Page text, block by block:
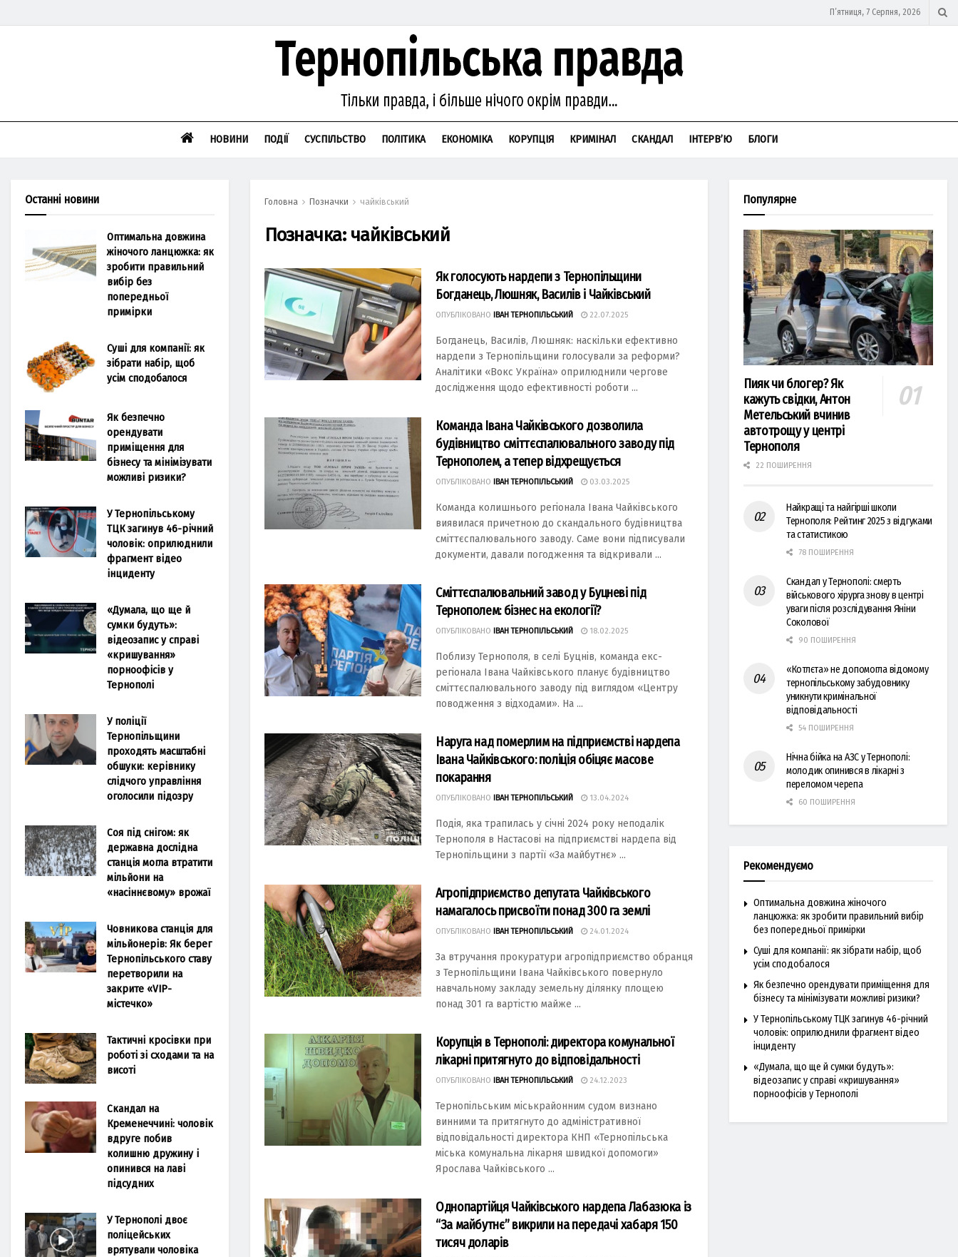
П’ятниця, 7 Серпня, 2026
НОВИНИ ПОДІЇ СУСПІЛЬСТВО ПОЛІТИКА ЕКОНОМІКА КОРУПЦІЯ КРИМІНАЛ СКАНДАЛ ІНТЕРВ’Ю БЛОГИ
Головна Позначки чайківський
Позначка: чайківський
Як голосують нардепи з Тернопільщини
Богданець, Люшняк, Василів і Чайківський
ОПУБЛІКОВАНО ІВАН ТЕРНОПІЛЬСЬКИЙ 22.07.2025
Богданець, Василів, Люшняк: наскільки ефективно
нардепи з Тернопільщини голосували за реформи?
Аналітики «Вокс Україна» оприлюднили чергове
дослідження щодо ефективності роботи ...
Команда Івана Чайківського дозволила
будівництво сміттєспалювального заводу під
Тернополем, а тепер відхрещується
ОПУБЛІКОВАНО ІВАН ТЕРНОПІЛЬСЬКИЙ 03.03.2025
Команда колишнього регіонала Івана Чайківського
виявилася причетною до скандального будівництва
сміттєспалювального заводу. Саме вони підписували
документи, давали погодження та відкривали ...
Сміттєспалювальний завод у Буцневі під
Тернополем: бізнес на екології?
ОПУБЛІКОВАНО ІВАН ТЕРНОПІЛЬСЬКИЙ 18.02.2025
Поблизу Тернополя, в селі Буцнів, команда екс-
регіонала Івана Чайківського планує будівництво
сміттєспалювального заводу під виглядом «Центру
поводження з відходами». На ...
Наруга над померлим на підприємстві нардепа
Івана Чайківського: поліція обіцяє масове
покарання
ОПУБЛІКОВАНО ІВАН ТЕРНОПІЛЬСЬКИЙ 13.04.2024
Подія, яка трапилась у січні 2024 року неподалік
Тернополя в Настасові на підприємстві нардепа від
Тернопільщини з партії «За майбутнє» ...
Агропідприємство депутата Чайківського
намагалось присвоїти понад 300 га землі
ОПУБЛІКОВАНО ІВАН ТЕРНОПІЛЬСЬКИЙ 24.01.2024
За втручання прокуратури агропідприємство обранця
з Тернопільщини Івана Чайківського повернуло
навчальному закладу земельну ділянку площею
понад 301 га вартістю майже ...
Корупція в Тернополі: директора комунальної
лікарні притягнуто до відповідальності
ОПУБЛІКОВАНО ІВАН ТЕРНОПІЛЬСЬКИЙ 24.12.2023
Тернопільським міськрайонним судом визнано
винними та притягнуто до адміністративної
відповідальності директора КНП «Тернопільська
міська комунальна лікарня швидкої допомоги»
Ярослава Чайківського ...
Однопартійця Чайківського нардепа Лабазюка із
“За майбутнє” викрили на передачі хабаря 150
тисяч доларів
Останні новини
Оптимальна довжина
жіночого ланцюжка: як
зробити правильний
вибір без
попередньої
примірки
Суші для компанії: як
зібрати набір, щоб
усім сподобалося
Як безпечно
орендувати
приміщення для
бізнесу та мінімізувати
можливі ризики?
У Тернопільському
ТЦК загинув 46-річний
чоловік: оприлюднили
фрагмент відео
інциденту
«Думала, що ще й
сумки будуть»:
відеозапис у справі
«кришування»
порноофісів у
Тернополі
У поліції
Тернопільщини
проходять масштабні
обшуки: керівнику
слідчого управління
оголосили підозру
Соя під снігом: як
державна дослідна
станція могла втратити
мільйони на
«насіннєвому» врожаї
Човникова станція для
мільйонерів: Як берег
Тернопільського ставу
перетворили на
закрите «VIP-
містечко»
Тактичні кросівки при
роботі зі сходами та на
висоті
Скандал на
Кременеччині: чоловік
вдруге побив
колишню дружину і
опинився на лаві
підсудних
У Тернополі двоє
поліцейських
врятували чоловіка
Популярне
Пияк чи блогер? Як
кажуть свідки, Антон
Метельський вчинив
автотрощу у центрі
Тернополя
22 ПОШИРЕННЯ
Найкращі та найгірші школи
Тернополя: Рейтинг 2025 з відгуками
та статистикою
78 ПОШИРЕННЯ
Скандал у Тернополі: смерть
військового хірурга знову в центрі
уваги після розслідування Яніни
Соколової
90 ПОШИРЕННЯ
«Котлєта» не допомогла відомому
тернопільському забудовнику
уникнути кримінальної
відповідальності
54 ПОШИРЕННЯ
Нічна бійка на АЗС у Тернополі:
молодик опинився в лікарні з
переломом черепа
60 ПОШИРЕННЯ
Рекомендуємо
Оптимальна довжина жіночого
ланцюжка: як зробити правильний вибір
без попередньої примірки
Суші для компанії: як зібрати набір, щоб
усім сподобалося
Як безпечно орендувати приміщення для
бізнесу та мінімізувати можливі ризики?
У Тернопільському ТЦК загинув 46-річний
чоловік: оприлюднили фрагмент відео
інциденту
«Думала, що ще й сумки будуть»:
відеозапис у справі «кришування»
порноофісів у Тернополі